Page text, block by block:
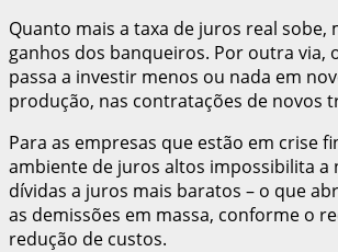
Quanto mais a taxa de juros real sobe,
ganhos dos banqueiros. Por outra via,
passa a investir menos ou nada em
produção, nas contratações de novos
Para as empresas que estão em crise
ambiente de juros altos impossibilita a
dívidas a juros mais baratos – o que
as demissões em massa, conforme o
redução de custos.